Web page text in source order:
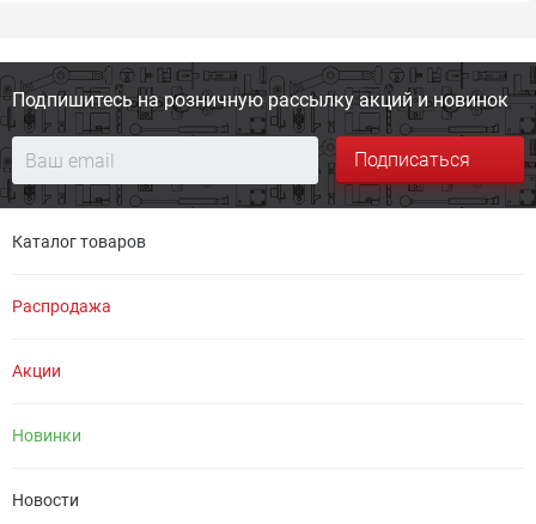
Подпишитесь на розничную рассылку акций и новинок
Подписаться
Каталог товаров
Распродажа
Акции
Новинки
Новости